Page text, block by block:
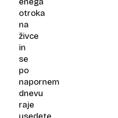
otroka
na
živce
in
se
po
napornem
dnevu
raje